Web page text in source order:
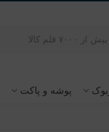
پوشه و پاکت